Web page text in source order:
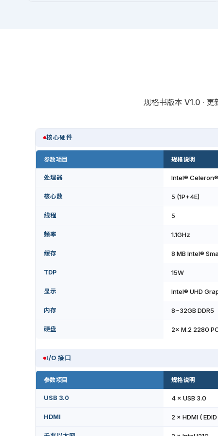
规格书版本 V1.0 ·
核心硬件
参数项目 规格说明
处理器 Intel®
核心数 5 (1P+4E)
线程 5
频率 1.1GHz
缓存 8 MB Intel®
TDP 15W
显示 Intel® UHD
内存 8~32GB DDR5
硬盘 2× M.2 2280
I/O 接口
参数项目 规格说明
USB 3.0 4 × USB 3.0
HDMI 2 × HDMI ( EDID